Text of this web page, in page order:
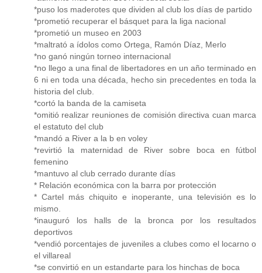
*puso los maderotes que dividen al club los días de partido
*prometió recuperar el básquet para la liga nacional
*prometió un museo en 2003
*maltrató a ídolos como Ortega, Ramón Díaz, Merlo
*no ganó ningún torneo internacional
*no llego a una final de libertadores en un año terminado en
6 ni en toda una década, hecho sin precedentes en toda la
historia del club.
*cortó la banda de la camiseta
*omitió realizar reuniones de comisión directiva cuan marca
el estatuto del club
*mandó a River a la b en voley
*revirtió la maternidad de River sobre boca en fútbol
femenino
*mantuvo al club cerrado durante días
* Relación económica con la barra por protección
* Cartel más chiquito e inoperante, una televisión es lo
mismo.
*inauguró los halls de la bronca por los resultados
deportivos
*vendió porcentajes de juveniles a clubes como el locarno o
el villareal
*se convirtió en un estandarte para los hinchas de boca